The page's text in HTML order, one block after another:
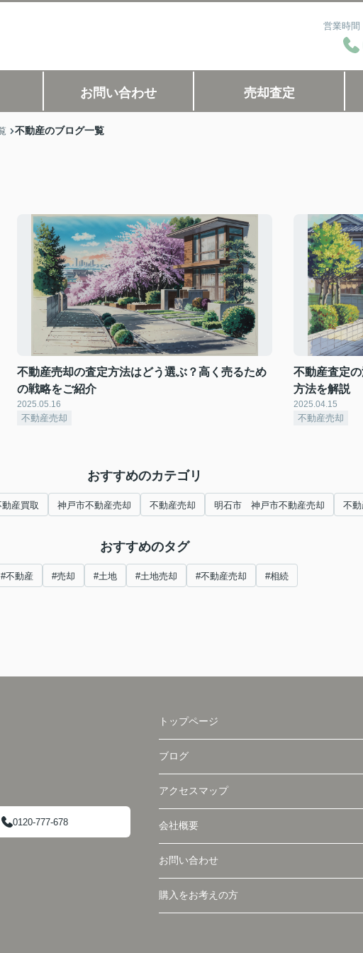
営業時
お問い合わせ 売却査定
不動産のブログ一覧
不動産売却の査定方法はどう選ぶ？高く売るため
の戦略をご紹介
2025.05.16
不動産売却
不動産査定
方法を解説
2025.04.15
不動産売却
おすすめのカテゴリ
動産買取 神戸市不動産売却 不動産売却 明石市 神戸市不動産売却 不動
おすすめのタグ
#不動産 #売却 #土地 #土地売却 #不動産売却 #相続
0120-777-678
トップページ
ブログ
アクセスマップ
会社概要
お問い合わせ
購入をお考えの方